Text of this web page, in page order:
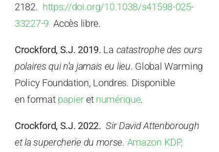
2182. https://doi.org/10.1038/s41598-025-
33227-9 Accès libre.
Crockford, S.J. 2019. La catastrophe des ours
polaires qui n’a jamais eu lieu. Global Warming
Policy Foundation, Londres. Disponible
en format papieret numérique.
Crockford, S.J. 2022. Sir David Attenborough
et la supercherie du morse. Amazon KDP,